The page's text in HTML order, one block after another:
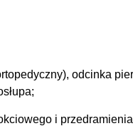
odcinka
i